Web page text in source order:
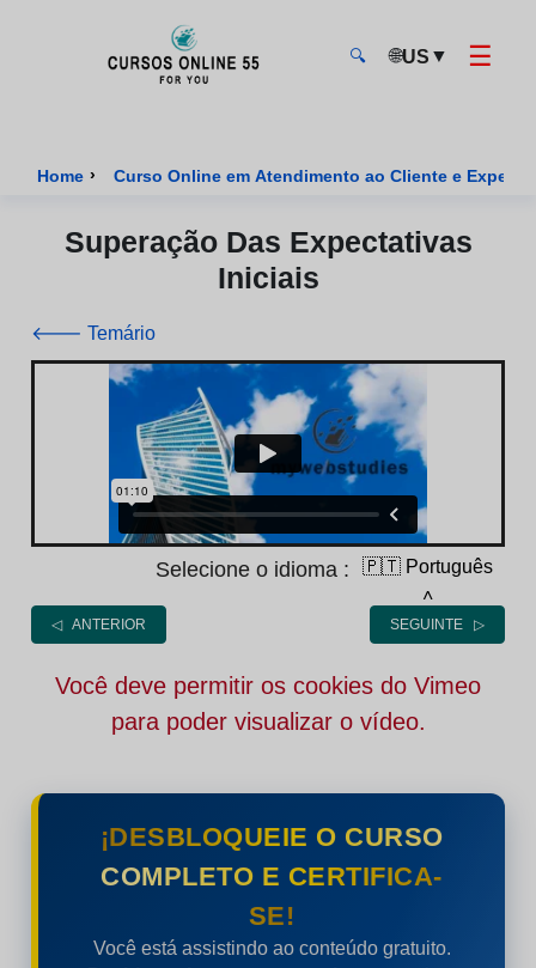
🔍 🌐US ▼ ☰
Home › Curso Online em Atendimento ao Cliente e
Superação Das Expectativas
Iniciais
🡐 Temário
Selecione o idioma :
🇵🇹 Português
˄
◁ ANTERIOR SEGUINTE ▷
Você deve permitir os cookies do Vimeo
para poder visualizar o vídeo.
¡DESBLOQUEIE O CURSO
COMPLETO E CERTIFICA-
SE!
Você está assistindo ao conteúdo gratuito.